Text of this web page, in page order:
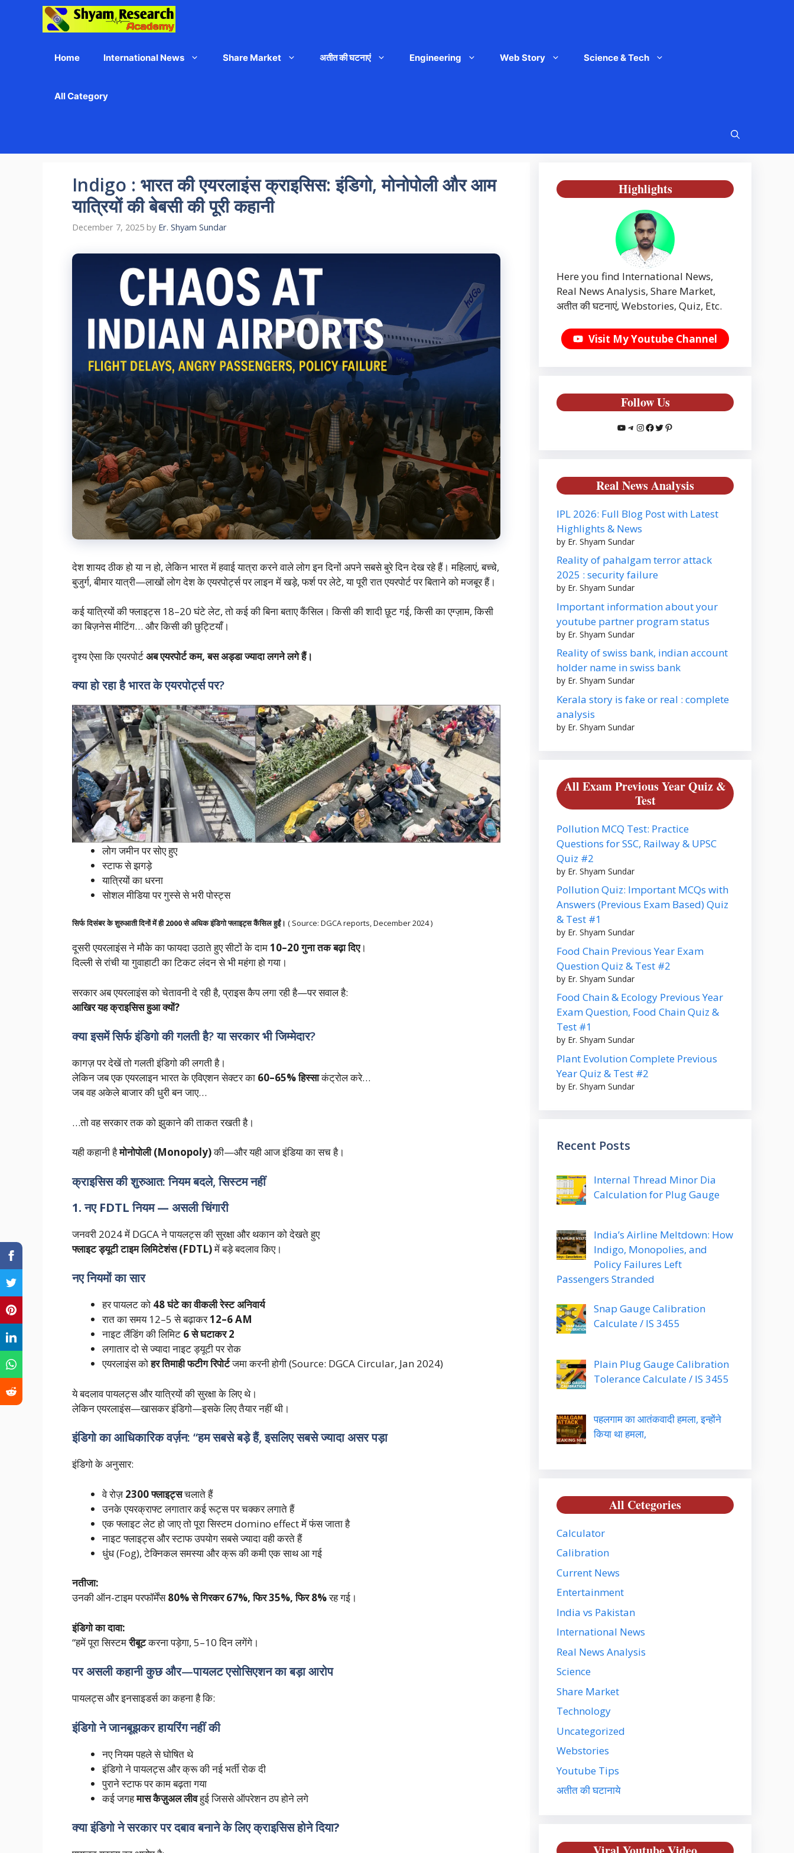
Home International News Share Market अतीत की घटनाएं Engineering Web Story Science & Tech
All Category
Indigo : भारत की एयरलाइंस क्राइसिस: इंडिगो, मोनोपोली और आम
यात्रियों की बेबसी की पूरी कहानी
December 7, 2025 by Er. Shyam Sundar
देश शायद ठीक हो या न हो, लेकिन भारत में हवाई यात्रा करने वाले लोग इन दिनों अपने सबसे बुरे दिन देख रहे हैं। महिलाएं, बच्चे,
बुजुर्ग, बीमार यात्री—लाखों लोग देश के एयरपोर्ट्स पर लाइन में खड़े, फर्श पर लेटे, या पूरी रात एयरपोर्ट पर बिताने को मजबूर हैं।
कई यात्रियों की फ्लाइट्स 18–20 घंटे लेट, तो कई की बिना बताए कैंसिल। किसी की शादी छूट गई, किसी का एग्ज़ाम, किसी
का बिज़नेस मीटिंग… और किसी की छुट्टियाँ।
दृश्य ऐसा कि एयरपोर्टअब एयरपोर्ट कम, बस अड्डा ज्यादा लगने लगे हैं।
क्या हो रहा है भारत के एयरपोर्ट्स पर?
लोग जमीन पर सोए हुए
स्टाफ से झगड़े
यात्रियों का धरना
सोशल मीडिया पर गुस्से से भरी पोस्ट्स
सिर्फ दिसंबर के शुरुआती दिनों में ही 2000 से अधिक इंडिगो फ्लाइट्स कैंसिल हुईं। ( Source: DGCA reports, December 2024 )
दूसरी एयरलाइंस ने मौके का फायदा उठाते हुए सीटों के दाम10–20 गुना तक बढ़ा दिए।
दिल्ली से रांची या गुवाहाटी का टिकट लंदन से भी महंगा हो गया।
सरकार अब एयरलाइंस को चेतावनी दे रही है, प्राइस कैप लगा रही है—पर सवाल है:
आखिर यह क्राइसिस हुआ क्यों?
क्या इसमें सिर्फ इंडिगो की गलती है? या सरकार भी जिम्मेदार?
कागज़ पर देखें तो गलती इंडिगो की लगती है।
लेकिन जब एक एयरलाइन भारत के एविएशन सेक्टर का 60–65% हिस्साकंट्रोल करे…
जब वह अकेले बाजार की धुरी बन जाए…
…तो वह सरकार तक को झुकाने की ताकत रखती है।
यही कहानी हैमोनोपोली (Monopoly)की—और यही आज इंडिया का सच है।
क्राइसिस की शुरुआत: नियम बदले, सिस्टम नहीं
1. नए FDTL नियम — असली चिंगारी
जनवरी 2024 में DGCA ने पायलट्स की सुरक्षा और थकान को देखते हुए
फ्लाइट ड्यूटी टाइम लिमिटेशंस (FDTL)में बड़े बदलाव किए।
नए नियमों का सार
हर पायलट को 48 घंटे का वीकली रेस्ट अनिवार्य
रात का समय 12–5 से बढ़ाकर12–6 AM
नाइट लैंडिंग की लिमिट 6 से घटाकर 2
लगातार दो से ज्यादा नाइट ड्यूटी पर रोक
एयरलाइंस कोहर तिमाही फटीग रिपोर्टजमा करनी होगी (Source: DGCA Circular, Jan 2024)
ये बदलाव पायलट्स और यात्रियों की सुरक्षा के लिए थे।
लेकिन एयरलाइंस—खासकर इंडिगो—इसके लिए तैयार नहीं थी।
इंडिगो का आधिकारिक वर्ज़न: “हम सबसे बड़े हैं, इसलिए सबसे ज्यादा असर पड़ा
इंडिगो के अनुसार:
वे रोज़ 2300 फ्लाइट्सचलाते हैं
उनके एयरक्राफ्ट लगातार कई रूट्स पर चक्कर लगाते हैं
एक फ्लाइट लेट हो जाए तो पूरा सिस्टम domino effect में फंस जाता है
नाइट फ्लाइट्स और स्टाफ उपयोग सबसे ज्यादा वही करते हैं
धुंध (Fog), टेक्निकल समस्या और क्रू की कमी एक साथ आ गई
नतीजा:
उनकी ऑन-टाइम परफॉर्मेंस80% से गिरकर 67%, फिर 35%, फिर 8%रह गई।
इंडिगो का दावा:
“हमें पूरा सिस्टमरीबूटकरना पड़ेगा, 5–10 दिन लगेंगे।
पर असली कहानी कुछ और—पायलट एसोसिएशन का बड़ा आरोप
पायलट्स और इनसाइडर्स का कहना है कि:
इंडिगो ने जानबूझकर हायरिंग नहीं की
नए नियम पहले से घोषित थे
इंडिगो ने पायलट्स और क्रू की नई भर्ती रोक दी
पुराने स्टाफ पर काम बढ़ता गया
कई जगहमास कैज़ुअल लीवहुई जिससे ऑपरेशन ठप होने लगे
क्या इंडिगो ने सरकार पर दबाव बनाने के लिए क्राइसिस होने दिया?
Highlights
Here you find International News,
Real News Analysis, Share Market,
अतीत की घटनाएं, Webstories, Quiz, Etc.
Visit My Youtube Channel
Follow Us
YouTube
Telegram
Instagram
Facebook
Twitter
Pinterest
Real News Analysis
IPL 2026: Full Blog Post with Latest
Highlights & News
by Er. Shyam Sundar
Reality of pahalgam terror attack
2025 : security failure
by Er. Shyam Sundar
Important information about your
youtube partner program status
by Er. Shyam Sundar
Reality of swiss bank, indian account
holder name in swiss bank
by Er. Shyam Sundar
Kerala story is fake or real : complete
analysis
by Er. Shyam Sundar
All Exam Previous Year Quiz &
Test
Pollution MCQ Test: Practice
Questions for SSC, Railway & UPSC
Quiz #2
by Er. Shyam Sundar
Pollution Quiz: Important MCQs with
Answers (Previous Exam Based) Quiz
& Test #1
by Er. Shyam Sundar
Food Chain Previous Year Exam
Question Quiz & Test #2
by Er. Shyam Sundar
Food Chain & Ecology Previous Year
Exam Question, Food Chain Quiz &
Test #1
by Er. Shyam Sundar
Plant Evolution Complete Previous
Year Quiz & Test #2
by Er. Shyam Sundar
Recent Posts
Internal Thread Minor Dia
Calculation for Plug Gauge
India’s Airline Meltdown: How
Indigo, Monopolies, and
Policy Failures Left
Passengers Stranded
Snap Gauge Calibration
Calculate / IS 3455
Plain Plug Gauge Calibration
Tolerance Calculate / IS 3455
पहलगाम का आतंकवादी हमला, इन्होंने
किया था हमला,
All Cetegories
Calculator
Calibration
Current News
Entertainment
India vs Pakistan
International News
Real News Analysis
Science
Share Market
Technology
Uncategorized
Webstories
Youtube Tips
अतीत की घटानाये